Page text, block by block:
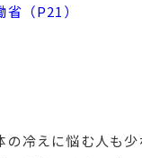
省（P21）
冷えに悩む人も少